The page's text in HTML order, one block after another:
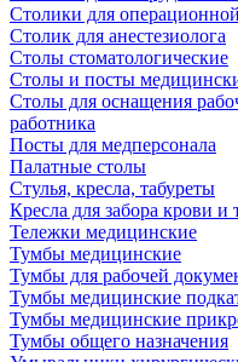
Столики для операционной
Столик для анестезиолога
Столы стоматологические
Столы и посты
Столы для оснащения
работника
Посты для медперсонала
Палатные столы
Стулья, кресла, табуреты
Кресла для забора крови и
Тележки медицинские
Тумбы медицинские
Тумбы для рабочей
Тумбы медицинские
Тумбы медицинские
Тумбы общего назначения